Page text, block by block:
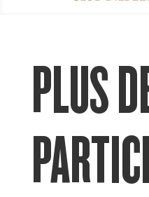
PLUS